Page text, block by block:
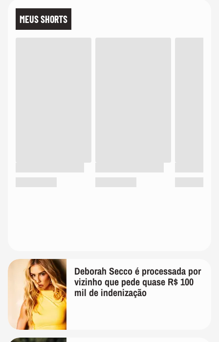
MEUS SHORTS
Deborah Secco é processada por
vizinho que pede quase R$ 100
mil de indenização